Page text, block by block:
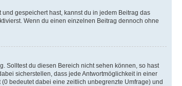
gespeichert hast, kannst du in jedem Beitrag das
Wenn du einen einzelnen Beitrag dennoch ohne
Solltest du diesen Bereich nicht sehen können, so hast
sicherstellen, dass jede Antwortmöglichkeit in einer
bedeutet dabei eine zeitlich unbegrenzte Umfrage) und